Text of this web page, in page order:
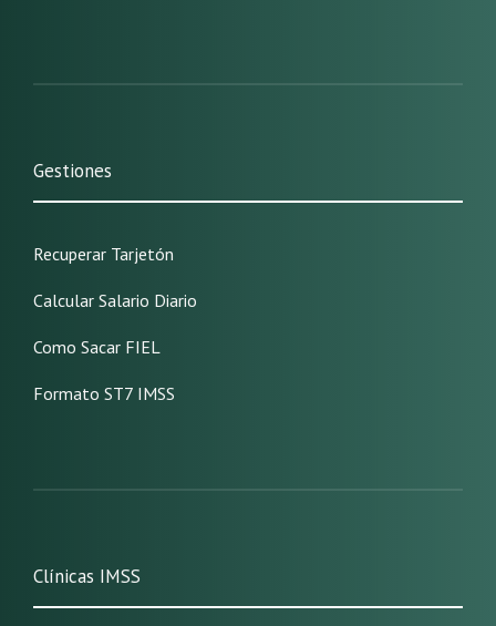
Gestiones
Recuperar Tarjetón
Calcular Salario Diario
Como Sacar FIEL
Formato ST7 IMSS
Clínicas IMSS